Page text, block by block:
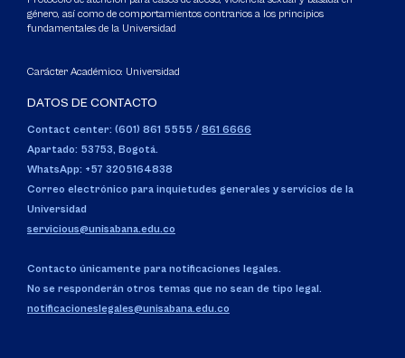
género, así como de comportamientos contrarios a los principios
fundamentales de la Universidad
Carácter Académico: Universidad
DATOS DE CONTACTO
Contact center: (601) 861 5555 / 861 6666
Apartado: 53753, Bogotá.
WhatsApp: +57 3205164838
Correo electrónico para inquietudes generales y servicios de la
Universidad
servicious@unisabana.edu.co
Contacto únicamente para notificaciones legales.
No se responderán otros temas que no sean de tipo legal.
notificacioneslegales@unisabana.edu.co